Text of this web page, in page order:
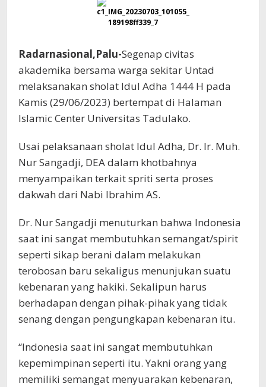
Radarnasional,Palu-Segenap civitas
akademika bersama warga sekitar Untad
melaksanakan sholat Idul Adha 1444 H pada
Kamis (29/06/2023) bertempat di Halaman
Islamic Center Universitas Tadulako.
Usai pelaksanaan sholat Idul Adha, Dr. Ir. Muh.
Nur Sangadji, DEA dalam khotbahnya
menyampaikan terkait spriti serta proses
dakwah dari Nabi Ibrahim AS.
Dr. Nur Sangadji menuturkan bahwa Indonesia
saat ini sangat membutuhkan semangat/spirit
seperti sikap berani dalam melakukan
terobosan baru sekaligus menunjukan suatu
kebenaran yang hakiki. Sekalipun harus
berhadapan dengan pihak-pihak yang tidak
senang dengan pengungkapan kebenaran itu.
“Indonesia saat ini sangat membutuhkan
kepemimpinan seperti itu. Yakni orang yang
memiliki semangat menyuarakan kebenaran,